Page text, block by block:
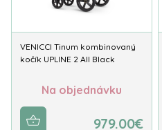
VENICCI Tinum kombinovaný
kočík UPLINE 2 All Black
Na objednávku
979.00€